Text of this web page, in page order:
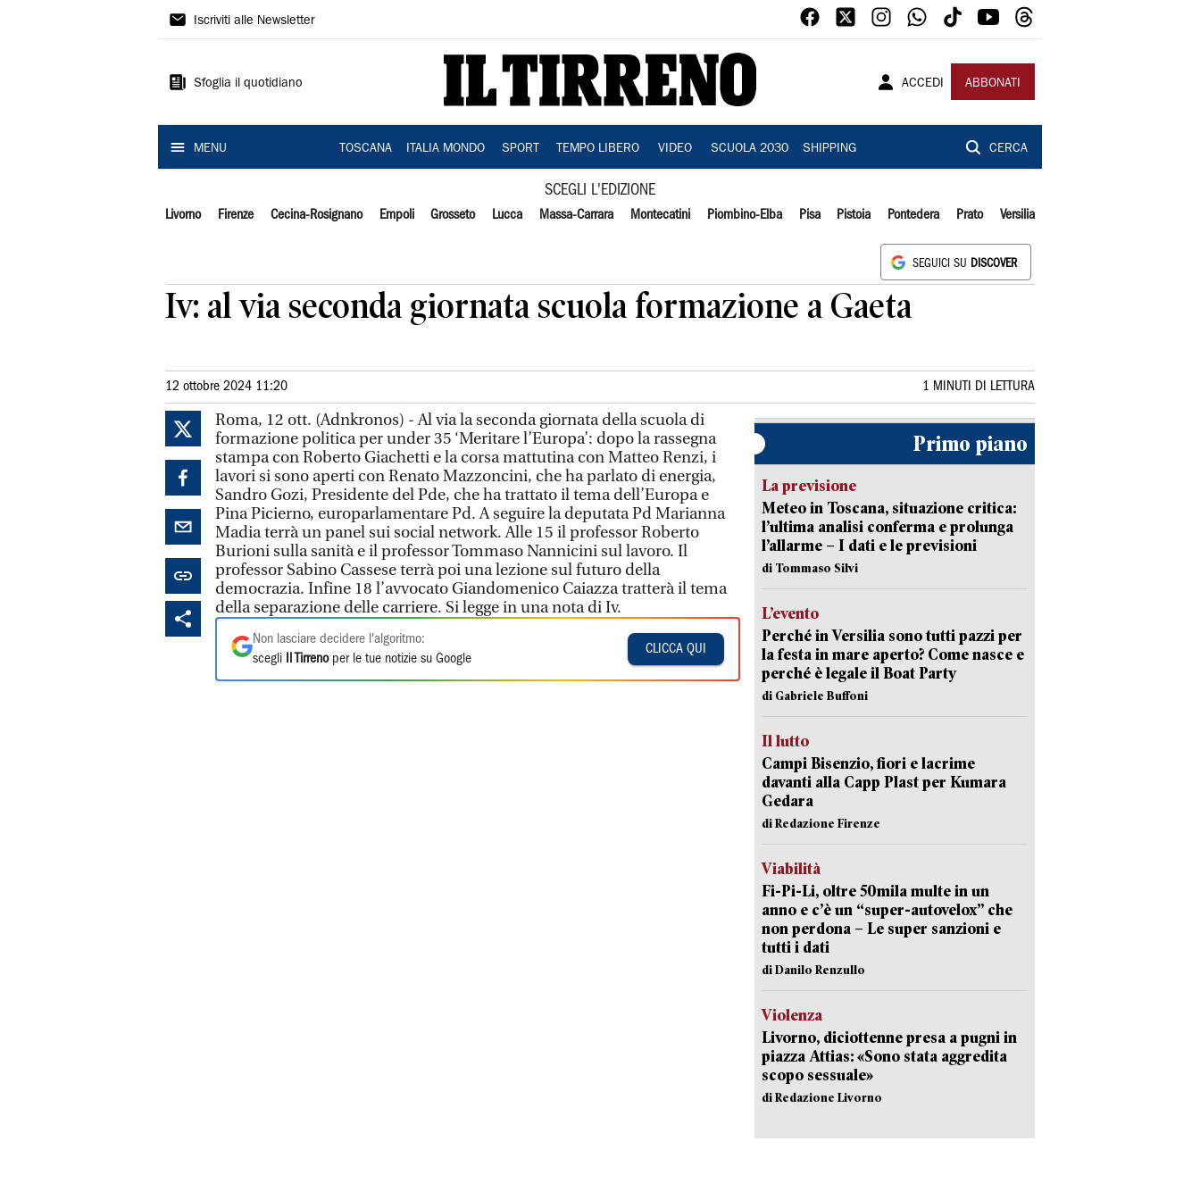
Il
Iscriviti alle Newsletter
Sfoglia il quotidiano ACCEDI ABBONATI
MENU TOSCANA ITALIA MONDO SPORT TEMPO LIBERO VIDEO SCUOLA 2030 SHIPPING CERCA
SCEGLI L'EDIZIONE
Livorno Firenze Cecina-Rosignano Empoli Grosseto Lucca Massa-Carrara Montecatini Piombino-Elba Pisa Pistoia Pontedera Prato Versilia
SEGUICI SU DISCOVER
Iv: al via seconda giornata scuola formazione a Gaeta
12 ottobre 2024 11:20 1 MINUTI DI LETTURA
Roma, 12 ott. (Adnkronos) - Al via la seconda giornata della scuola di
formazione politica per under 35 ‘Meritare l’Europa’: dopo la rassegna
stampa con Roberto Giachetti e la corsa mattutina con Matteo Renzi, i
lavori si sono aperti con Renato Mazzoncini, che ha parlato di energia,
Sandro Gozi, Presidente del Pde, che ha trattato il tema dell’Europa e
Pina Picierno, europarlamentare Pd. A seguire la deputata Pd Marianna
Madia terrà un panel sui social network. Alle 15 il professor Roberto
Burioni sulla sanità e il professor Tommaso Nannicini sul lavoro. Il
professor Sabino Cassese terrà poi una lezione sul futuro della
democrazia. Infine 18 l’avvocato Giandomenico Caiazza tratterà il tema
della separazione delle carriere. Si legge in una nota di Iv.
Non lasciare decidere l'algoritmo:
scegli
Il Tirrenoper le tue notizie su Google
CLICCA QUI
Primo piano
La previsione
Meteo in Toscana, situazione critica:
l’ultima analisi conferma e prolunga
l’allarme – I dati e le previsioni
di Tommaso Silvi
L’evento
Perché in Versilia sono tutti pazzi per
la festa in mare aperto? Come nasce e
perché è legale il Boat Party
di Gabriele Buffoni
Il lutto
Campi Bisenzio, fiori e lacrime
davanti alla Capp Plast per Kumara
Gedara
di Redazione Firenze
Viabilità
Fi-Pi-Li, oltre 50mila multe in un
anno e c’è un “super-autovelox” che
non perdona – Le super sanzioni e
tutti i dati
di Danilo Renzullo
Violenza
Livorno, diciottenne presa a pugni in
piazza Attias: «Sono stata aggredita
scopo sessuale»
di Redazione Livorno